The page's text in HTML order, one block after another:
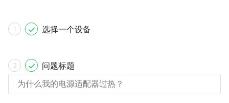
1 选择一个设备
2 问题标题